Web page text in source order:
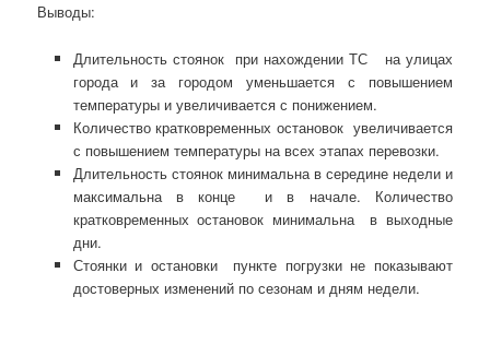
Выводы:
Длительность стоянок при нахождении ТС на улицах
города и за городом уменьшается с повышением
температуры и увеличивается с понижением.
Количество кратковременных остановок увеличивается
с повышением температуры на всех этапах перевозки.
Длительность стоянок минимальна в середине недели и
максимальна в конце и в начале. Количество
кратковременных остановок минимальна в выходные
дни.
Стоянки и остановки пункте погрузки не показывают
достоверных изменений по сезонам и дням недели.